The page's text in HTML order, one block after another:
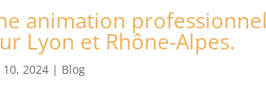
animation
Lyon et Rhône-Alpes.
2024 | Blog